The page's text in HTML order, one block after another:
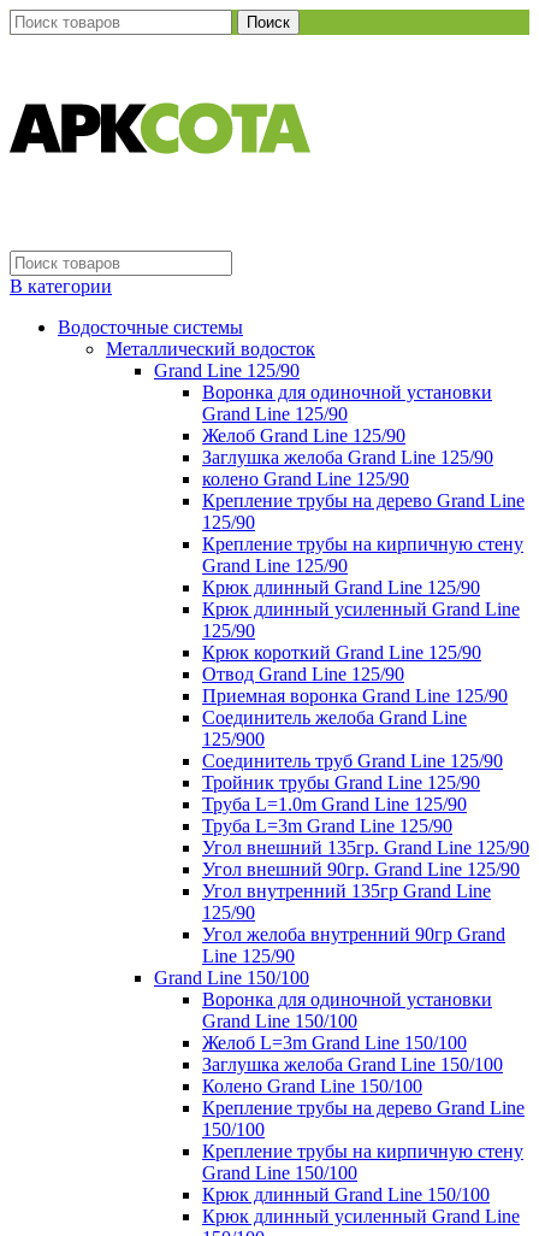
Поиск
В категории
Водосточные системы
Металлический водосток
Grand Line 125/90
Воронка для одиночной установки
Grand Line 125/90
Желоб Grand Line 125/90
Заглушка желоба Grand Line 125/90
колено Grand Line 125/90
Крепление трубы на дерево Grand Line
125/90
Крепление трубы на кирпичную стену
Grand Line 125/90
Крюк длинный Grand Line 125/90
Крюк длинный усиленный Grand Line
125/90
Крюк короткий Grand Line 125/90
Отвод Grand Line 125/90
Приемная воронка Grand Line 125/90
Соединитель желоба Grand Line
125/900
Соединитель труб Grand Line 125/90
Тройник трубы Grand Line 125/90
Труба L=1.0m Grand Line 125/90
Труба L=3m Grand Line 125/90
Угол внешний 135гр. Grand Line 125/90
Угол внешний 90гр. Grand Line 125/90
Угол внутренний 135гр Grand Line
125/90
Угол желоба внутренний 90гр Grand
Line 125/90
Grand Line 150/100
Воронка для одиночной установки
Grand Line 150/100
Желоб L=3m Grand Line 150/100
Заглушка желоба Grand Line 150/100
Колено Grand Line 150/100
Крепление трубы на дерево Grand Line
150/100
Крепление трубы на кирпичную стену
Grand Line 150/100
Крюк длинный Grand Line 150/100
Крюк длинный усиленный Grand Line